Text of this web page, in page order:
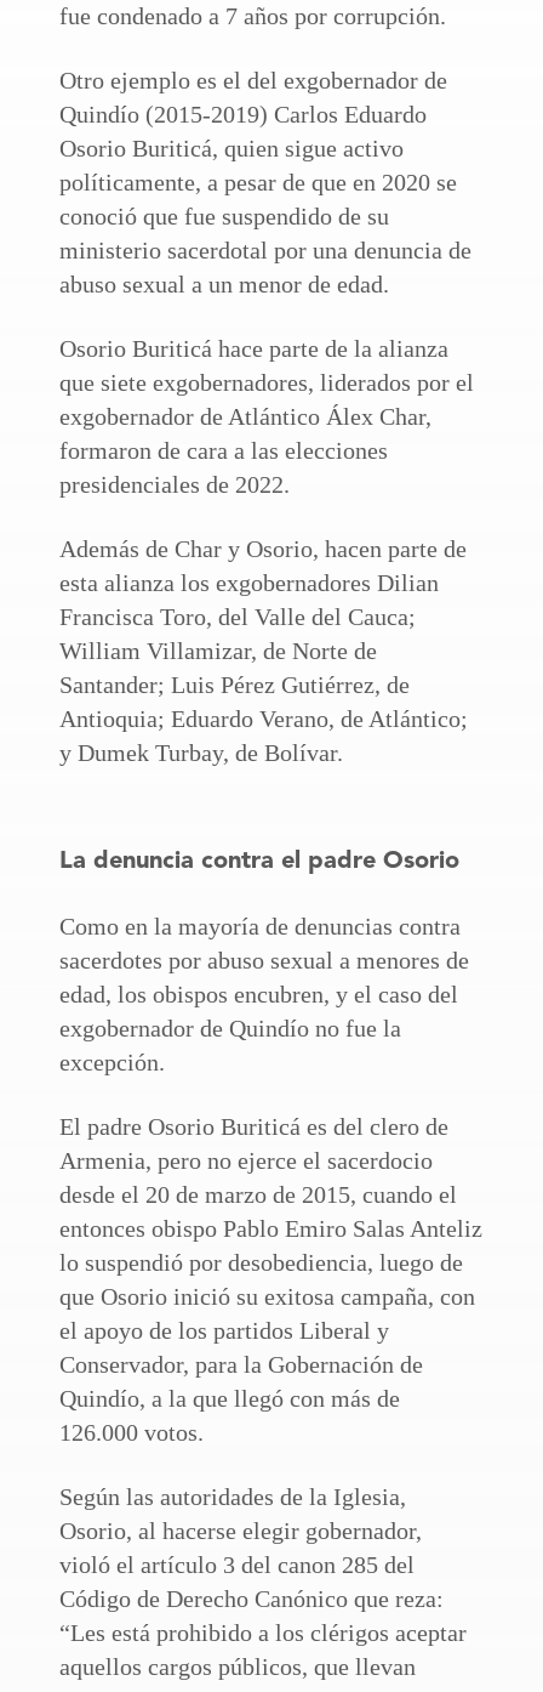
fue condenado a 7 años por corrupción.
Otro ejemplo es el del exgobernador de
Quindío (2015-2019) Carlos Eduardo
Osorio Buriticá, quien sigue activo
políticamente, a pesar de que en 2020 se
conoció que fue suspendido de su
ministerio sacerdotal por una denuncia de
abuso sexual a un menor de edad.
Osorio Buriticá hace parte de la alianza
que siete exgobernadores, liderados por el
exgobernador de Atlántico Álex Char,
formaron de cara a las elecciones
presidenciales de 2022.
Además de Char y Osorio, hacen parte de
esta alianza los exgobernadores Dilian
Francisca Toro, del Valle del Cauca;
William Villamizar, de Norte de
Santander; Luis Pérez Gutiérrez, de
Antioquia; Eduardo Verano, de Atlántico;
y Dumek Turbay, de Bolívar.
La denuncia contra el padre Osorio
Como en la mayoría de denuncias contra
sacerdotes por abuso sexual a menores de
edad, los obispos encubren, y el caso del
exgobernador de Quindío no fue la
excepción.
El padre Osorio Buriticá es del clero de
Armenia, pero no ejerce el sacerdocio
desde el 20 de marzo de 2015, cuando el
entonces obispo Pablo Emiro Salas Anteliz
lo suspendió por desobediencia, luego de
que Osorio inició su exitosa campaña, con
el apoyo de los partidos Liberal y
Conservador, para la Gobernación de
Quindío, a la que llegó con más de
126.000 votos.
Según las autoridades de la Iglesia,
Osorio, al hacerse elegir gobernador,
violó el artículo 3 del canon 285 del
Código de Derecho Canónico que reza:
“Les está prohibido a los clérigos aceptar
aquellos cargos públicos, que llevan